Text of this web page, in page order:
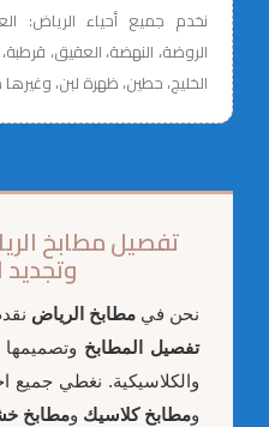
نخدم جميع أحياء الرياض:
الروضة، النهضة، العقيق، قرطبة،
الخليج، حطين، ظهرة لبن،
تفصيل مطابخ
نحن في مطابخ الرياض
تفصيل المطابخ
والكلاسيكية. نغطي جميع
ومطابخ كلاسيك ومطابخ